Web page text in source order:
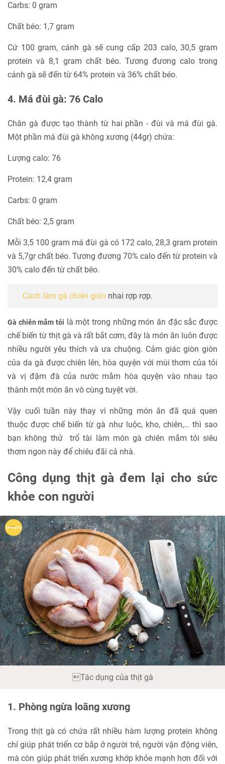
Carbs: 0 gram
Chất béo: 1,7 gram
Cứ 100 gram, cánh gà sẽ cung cấp 203 calo, 30,5 gram
protein và 8,1 gram chất béo. Tương đương calo trong
cánh gà sẽ đến từ 64% protein và 36% chất béo.
4. Má đùi gà: 76 Calo
Chân gà được tạo thành từ hai phần - đùi và má đùi gà.
Một phần má đùi gà không xương (44gr) chứa:
Lượng calo: 76
Protein: 12,4 gram
Carbs: 0 gram
Chất béo: 2,5 gram
Mỗi 3,5 100 gram má đùi gà có 172 calo, 28,3 gram protein
và 5,7gr chất béo. Tương đương 70% calo đến từ protein và
30% calo đến từ chất béo.
Cách làm gà chiên giòn nhai rợp rợp.
Gà chiên mắm tỏi là một trong những món ăn đặc sắc được
chế biến từ thịt gà và rất bắt cơm, đây là món ăn luôn được
nhiều người yêu thích và ưa chuộng. Cảm giác giòn giòn
của da gà được chiên lên, hòa quyện với mùi thơm của tỏi
và vị đậm đà của nước mắm hòa quyện vào nhau tạo
thành một món ăn vô cùng tuyệt vời.
Vậy cuối tuần này thay vì những món ăn đã quá quen
thuộc được chế biến từ gà như luộc, kho, chiên,… thì sao
bạn không thử trổ tài làm món gà chiên mắm tỏi siêu
thơm ngon này để chiêu đãi cả nhà.
Công dụng thịt gà đem lại cho sức
khỏe con người
Tác dụng của thịt gà
1. Phòng ngừa loãng xương
Trong thịt gà có chứa rất nhiều hàm lượng protein không
chỉ giúp phát triển cơ bắp ở người trẻ, người vận động viên,
mà còn giúp phát triển xương khớp khỏe mạnh hơn đối với